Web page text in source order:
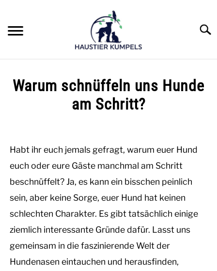
content
ANDERE TIERE
INSEKTEN
REPTILIEN
SPINNEN
WISSEN
Warum schnüffeln uns Hunde
am Schritt?
Haustierkumpels
Hunde
Habt ihr euch jemals gefragt, warum euer Hund
euch oder eure Gäste manchmal am Schritt
beschnüffelt? Ja, es kann ein bisschen peinlich
sein, aber keine Sorge, euer Hund hat keinen
schlechten Charakter. Es gibt tatsächlich einige
ziemlich interessante Gründe dafür. Lasst uns
gemeinsam in die faszinierende Welt der
Hundenasen eintauchen und herausfinden,